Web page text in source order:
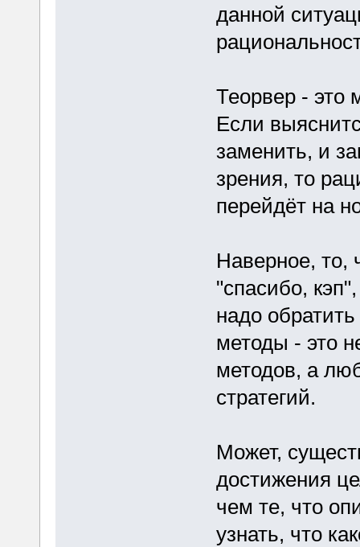
данной
Теорвер - это
Если
заменить, и
зрения, то
перейдёт на
Наверное, то,
"спасибо,
надо
методы - это
методов, а
стратегий.
Может,
достижения
чем те, что
узнать, что